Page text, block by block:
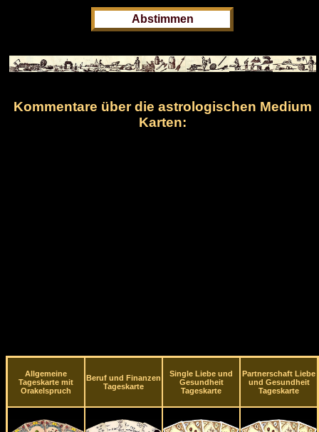
Kommentare über die astrologischen Medium
Karten:
Allgemeine
Tageskarte mit
Orakelspruch
Beruf und Finanzen
Tageskarte
Single Liebe und
Gesundheit
Tageskarte
Partnerschaft Liebe
und Gesundheit
Tageskarte